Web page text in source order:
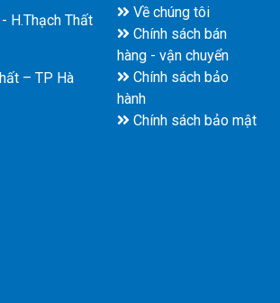
H.Thạch Thất
– TP Hà
Về chúng tôi
Chính sách bán
hàng - vận chuyển
Chính sách bảo
hành
Chính sách bảo mật